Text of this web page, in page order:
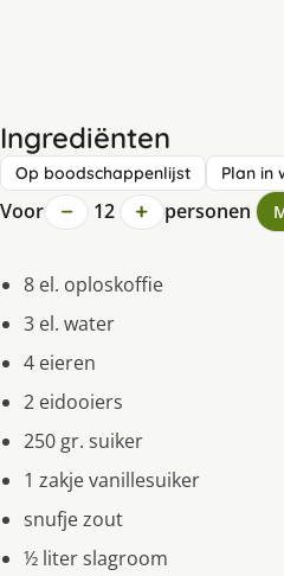
Ingrediënten
Op boodschappenlijst Plan in
Voor − 12 + personen
8 el. oploskoffie
3 el. water
4 eieren
2 eidooiers
250 gr. suiker
1 zakje vanillesuiker
snufje zout
½ liter slagroom